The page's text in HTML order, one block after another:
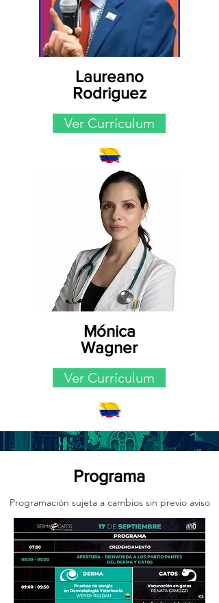
Laureano
Rodriguez
Ver Currículum
Mónica
Wagner
Ver Currículum
Programa
Programación sujeta a cambios sin previo aviso